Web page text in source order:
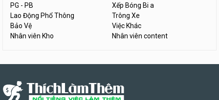
PG - PB
Xếp Bóng Bi a
Lao Động Phổ Thông
Trông Xe
Bảo Vệ
Việc Khác
Nhân viên Kho
Nhân viên content